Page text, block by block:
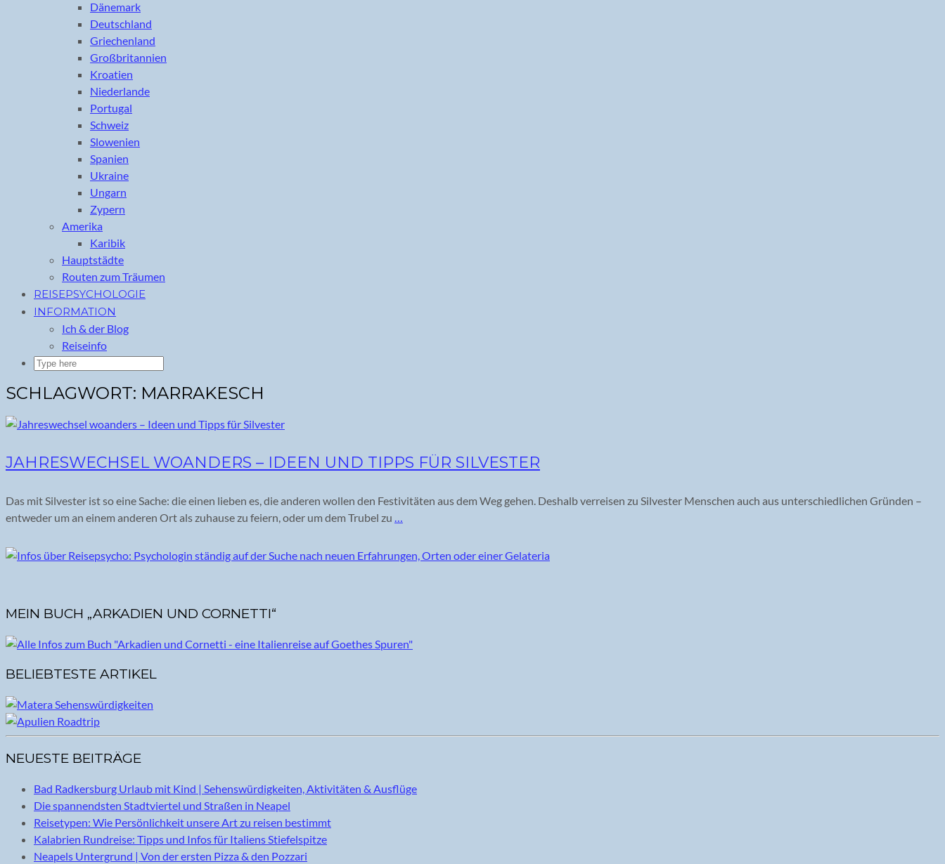
Dänemark
Deutschland
Griechenland
Großbritannien
Kroatien
Niederlande
Portugal
Schweiz
Slowenien
Spanien
Ukraine
Ungarn
Zypern
Amerika
Karibik
Hauptstädte
Routen zum Träumen
REISEPSYCHOLOGIE
INFORMATION
Ich & der Blog
Reiseinfo
SCHLAGWORT: MARRAKESCH
JAHRESWECHSEL WOANDERS – IDEEN UND TIPPS FÜR SILVESTER
Das mit Silvester ist so eine Sache: die einen lieben es, die anderen wollen den Festivitäten aus dem Weg gehen. Deshalb verreisen zu Silvester Menschen auch aus unterschiedlichen Gründen –
entweder um an einem anderen Ort als zuhause zu feiern, oder um dem Trubel zu
MEIN BUCH „ARKADIEN UND CORNETTI“
BELIEBTESTE ARTIKEL
NEUESTE BEITRÄGE
Bad Radkersburg Urlaub mit Kind | Sehenswürdigkeiten, Aktivitäten & Ausflüge
Die spannendsten Stadtviertel und Straßen in Neapel
Reisetypen: Wie Persönlichkeit unsere Art zu reisen bestimmt
Kalabrien Rundreise: Tipps und Infos für Italiens Stiefelspitze
Neapels Untergrund | Von der ersten Pizza & den Pozzari